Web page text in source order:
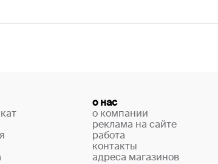
о нас
о компании
реклама на сайте
работа
контакты
адреса магазинов